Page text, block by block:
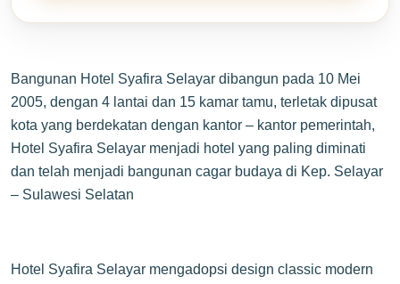
Bangunan Hotel Syafira Selayar dibangun pada 10 Mei
2005, dengan 4 lantai dan 15 kamar tamu, terletak dipusat
kota yang berdekatan dengan kantor – kantor pemerintah,
Hotel Syafira Selayar menjadi hotel yang paling diminati
dan telah menjadi bangunan cagar budaya di Kep. Selayar
– Sulawesi Selatan
Hotel Syafira Selayar mengadopsi design classic modern